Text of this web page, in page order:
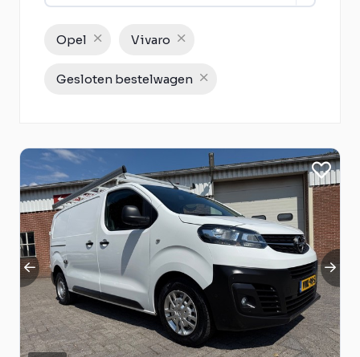
Opel Vivaro
Gesloten bestelwagen